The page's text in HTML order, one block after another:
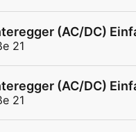
(AC/DC)
21
(AC/DC)
21